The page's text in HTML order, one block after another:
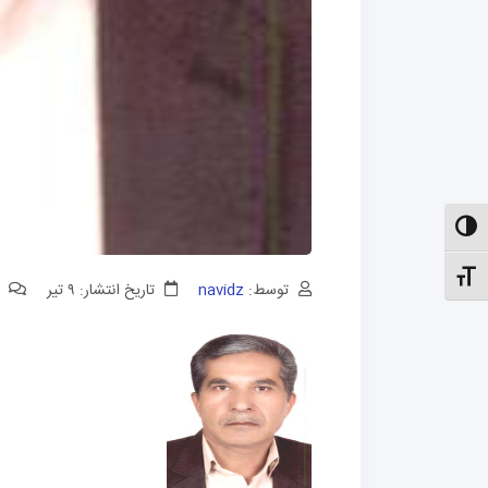
حالت کنتراست بالا
تنظیم اندازهٔ فونت
توسط: navidz تاریخ انتشار: ۹ تیر